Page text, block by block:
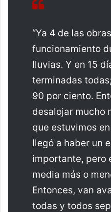
“Ya 4 de las
funcionamiento
lluvias. Y en 15
terminadas
90 por ciento.
desalojar mucho
que estuvimos
llegó a haber un
importante, pero
media más o
Entonces, van
todas y todos